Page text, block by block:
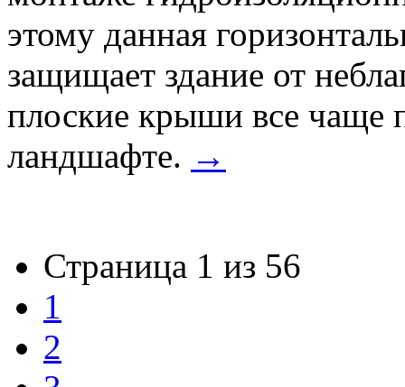
этому данная
защищает здание от
плоские крыши все чаще
ландшафте. →
Страница 1 из 56
1
2